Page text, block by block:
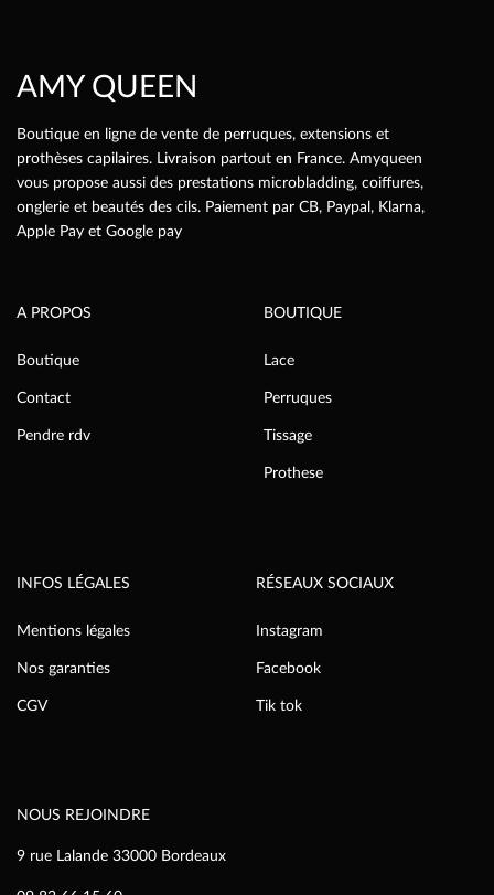
AMY QUEEN
Boutique en ligne de vente de perruques, extensions et
prothèses capilaires. Livraison partout en France. Amyqueen
vous propose aussi des prestations microbladding, coiffures,
onglerie et beautés des cils. Paiement par CB, Paypal, Klarna,
Apple Pay et Google pay
A PROPOS
Boutique
Contact
Pendre rdv
BOUTIQUE
Lace
Perruques
Tissage
Prothese
INFOS LÉGALES
Mentions légales
Nos garanties
CGV
RÉSEAUX SOCIAUX
Instagram
Facebook
Tik tok
NOUS REJOINDRE
9 rue Lalande 33000 Bordeaux